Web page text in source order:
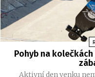
Pohyb na
Aktivní den venku